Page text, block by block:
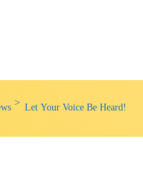
Let Your Voice Be Heard!